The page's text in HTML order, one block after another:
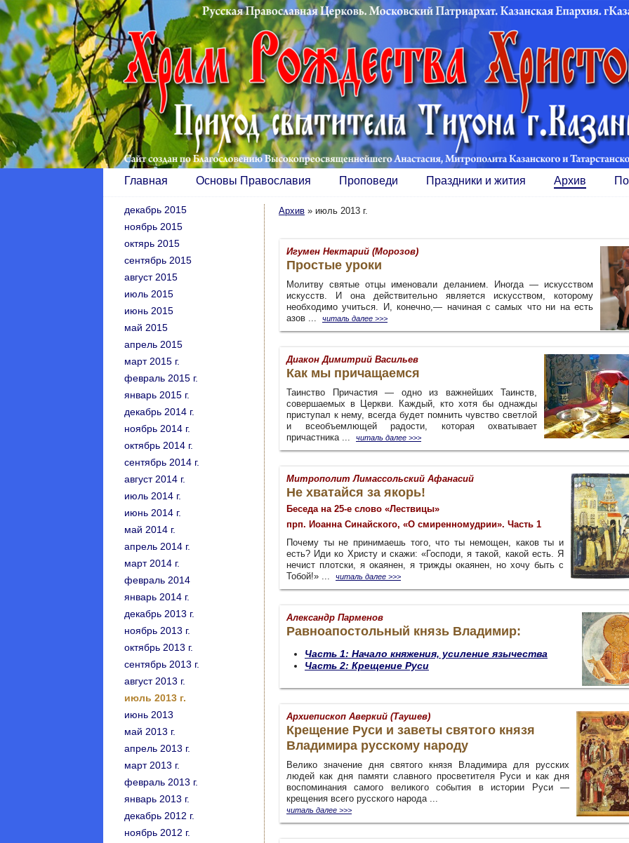
Главная Основы Православия Проповеди Праздники и жития Архив
Архив » июль 2013 г.
Игумен Нектарий (Морозов)
Простые уроки
Молитву святые отцы именовали деланием. Иногда — искусством
искусств. И она действительно является искусством, которому
необходимо учиться. И, конечно,— начиная с самых что ни на есть
азов ...
читаль далее >>>
Диакон Димитрий Васильев
Как мы причащаемся
Таинство Причастия — одно из важнейших Таинств,
совершаемых в Церкви. Каждый, кто хотя бы однажды
приступал к нему, всегда будет помнить чувство светлой
и всеобъемлющей радости, которая охватывает
причастника ...
читаль далее >>>
Митрополит Лимассольский Афанасий
Не хватайся за якорь!
Беседа на 25-е слово «Лествицы»
прп. Иоанна Синайского, «О смиренномудрии». Часть 1
Почему ты не принимаешь того, что ты немощен, каков ты и
есть? Иди ко Христу и скажи: «Господи, я такой, какой есть. Я
нечист плотски, я окаянен, я трижды окаянен, но хочу быть с
Тобой!» ...
читаль далее >>>
Александр Парменов
Равноапостольный князь Владимир:
Часть 1: Начало княжения, усиление язычества
Часть 2: Крещение Руси
Архиепископ Аверкий (Таушев)
Крещение Руси и заветы святого князя
Владимира русскому народу
Велико значение дня святого князя Владимира для русских
людей как дня памяти славного просветителя Руси и как дня
воспоминания самого великого события в истории Руси —
крещения всего русского народа ...
читаль далее >>>
декабрь 2015
ноябрь 2015
октярь 2015
сентябрь 2015
август 2015
июль 2015
июнь 2015
май 2015
апрель 2015
март 2015 г.
февраль 2015 г.
январь 2015 г.
декабрь 2014 г.
ноябрь 2014 г.
октябрь 2014 г.
сентябрь 2014 г.
август 2014 г.
июль 2014 г.
июнь 2014 г.
май 2014 г.
апрель 2014 г.
март 2014 г.
февраль 2014
январь 2014 г.
декабрь 2013 г.
ноябрь 2013 г.
октябрь 2013 г.
сентябрь 2013 г.
август 2013 г.
июль 2013 г.
июнь 2013
май 2013 г.
апрель 2013 г.
март 2013 г.
февраль 2013 г.
январь 2013 г.
декабрь 2012 г.
ноябрь 2012 г.